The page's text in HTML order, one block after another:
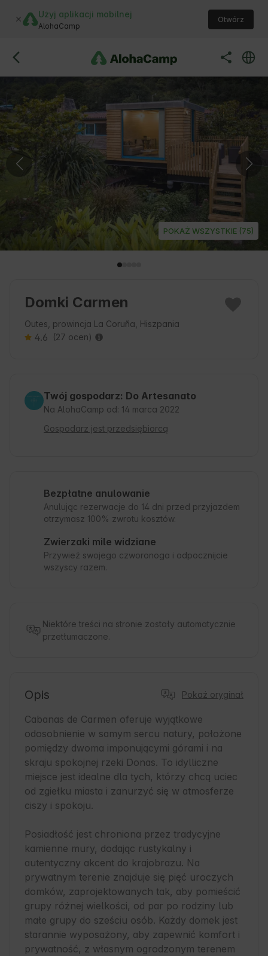
Użyj aplikacji mobilnej
AlohaCamp
Otwórz
POKAŻ WSZYSTKIE (75)
Domki Carmen
Outes, prowincja La Coruña, Hiszpania
4.6 (27 ocen)
Twój gospodarz: Do Artesanato
Na AlohaCamp od: 14 marca 2022
Gospodarz jest przedsiębiorcą
Bezpłatne anulowanie
Anulując rezerwacje do 14 dni przed przyjazdem
otrzymasz 100% zwrotu kosztów.
Zwierzaki mile widziane
Przywieź swojego czworonoga i odpocznijcie
wszyscy razem.
Niektóre treści na stronie zostały automatycznie
przetłumaczone.
Opis Pokaż oryginał
Cabanas de Carmen oferuje wyjątkowe
odosobnienie w samym sercu natury, położone
pomiędzy dwoma imponującymi górami i na
skraju spokojnej rzeki Donas. To idylliczne
miejsce jest idealne dla tych, którzy chcą uciec
od zgiełku miasta i zanurzyć się w atmosferze
ciszy i spokoju.
Posiadłość jest chroniona przez tradycyjne
kamienne mury, dodając rustykalny i
autentyczny akcent do krajobrazu. Na
prywatnym terenie znajduje się pięć uroczych
domków, zaprojektowanych tak, aby pomieścić
grupy różnej wielkości, od par po rodziny lub
małe grupy do sześciu osób. Każdy domek jest
starannie wyposażony, aby zapewnić komfort i
prywatność, z własnym ogrodzonym terenem